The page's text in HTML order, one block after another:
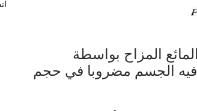
المزاح بواسطة
فيه الجسم مضروبا في حجم